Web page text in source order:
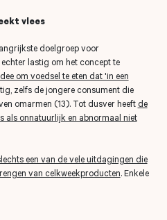
vlees
doelgroep voor
lastig om het concept te
om voedsel te eten dat 'in een
zelfs de jongere consument die
omarmen (13). Tot dusver heeft de
als onnatuurlijk en abnormaal niet
een van de vele uitdagingen die
van celkweekproducten. Enkele